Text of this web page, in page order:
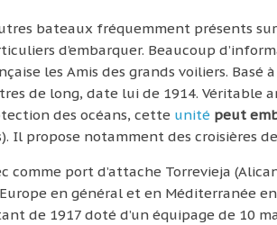
bateaux fréquemment présents
d’embarquer. Beaucoup
les Amis des grands voiliers. Basé
de long, date lui de 1914. Véritable
des océans, cette unité peut
Il propose notamment des croisières
comme port d’attache Torrevieja
en général et en Méditerranée
de 1917 doté d’un équipage de 10